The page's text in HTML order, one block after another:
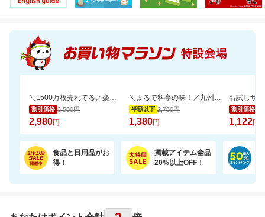
＼1500万枚売れてる／楽天1位リピ多数★ふかふかホテルタオル4枚セットが20周年SALE！
割引価格 3,500円
2,980円
＼まるで料亭の味！／九州産あご厳選使用「五縁のあご入りだし」
半額以下 2,760円
1,380円
割引価格
1,122円
食品と日用品がお
得！
掲載アイテム全品
20%以上OFF！